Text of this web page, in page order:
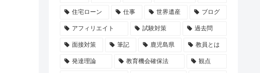
住宅ローン 仕事 世界遺産 ブログ
アフィリエイト 試験対策 過去問
面接対策 筆記 鹿児島県 教員とは
発達理論 教育機会確保法 観点